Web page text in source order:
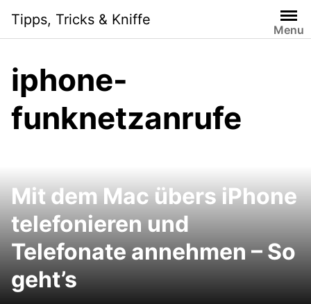
content
Tipps, Tricks & Kniffe
Menu
iphone-
funknetzanrufe
Mit dem Mac übers iPhone
telefonieren und
Telefonate annehmen – So
geht’s